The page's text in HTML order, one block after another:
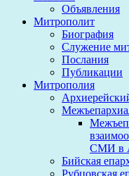
Объявления
Митрополит
Биография
Служение
Послания
Публикации
Митрополия
СМИ в
Бийская
Рубцовская